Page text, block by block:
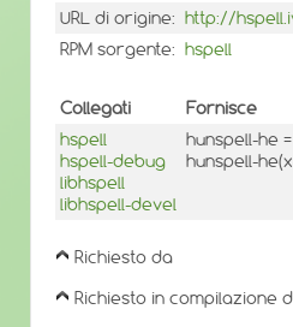
URL di origine: http://
RPM sorgente: hspell
Collegati Fornisce
hspell
hspell-debug
libhspell
libhspell-devel
hunspell-he
hunspell-
Richiesto da
Richiesto in compilazione